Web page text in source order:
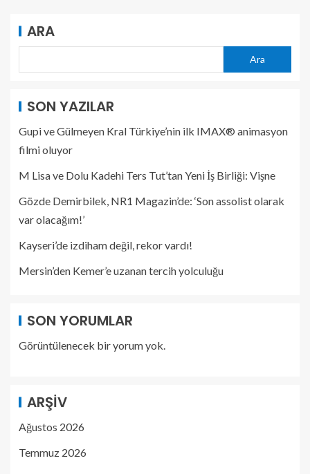
ARA
Ara
SON YAZILAR
Gupi ve Gülmeyen Kral Türkiye’nin ilk IMAX® animasyon
filmi oluyor
M Lisa ve Dolu Kadehi Ters Tut’tan Yeni İş Birliği: Vişne
Gözde Demirbilek, NR1 Magazin’de: ‘Son assolist olarak
var olacağım!’
Kayseri’de izdiham değil, rekor vardı!
Mersin’den Kemer’e uzanan tercih yolculuğu
SON YORUMLAR
Görüntülenecek bir yorum yok.
ARŞIV
Ağustos 2026
Temmuz 2026